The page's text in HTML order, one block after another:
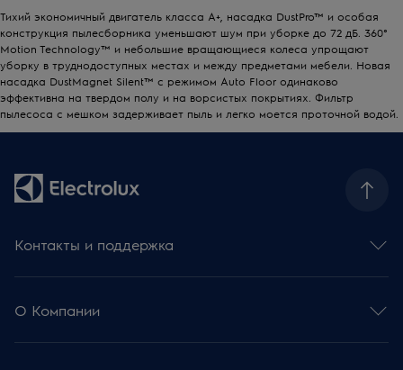
Тихий экономичный двигатель класса A+, насадка DustPro™ и особая
конструкция пылесборника уменьшают шум при уборке до 72 дБ. 360°
Motion Technology™ и небольшие вращающиеся колеса упрощают
уборку в труднодоступных местах и между предметами мебели. Новая
насадка DustMagnet Silent™ с режимом Auto Floor одинаково
эффективна на твердом полу и на ворсистых покрытиях. Фильтр
пылесоса с мешком задерживает пыль и легко моется проточной водой.
Контакты и поддержка
Сервисные вопросы
База знаний и советы
Регистрация продукции
О Компании